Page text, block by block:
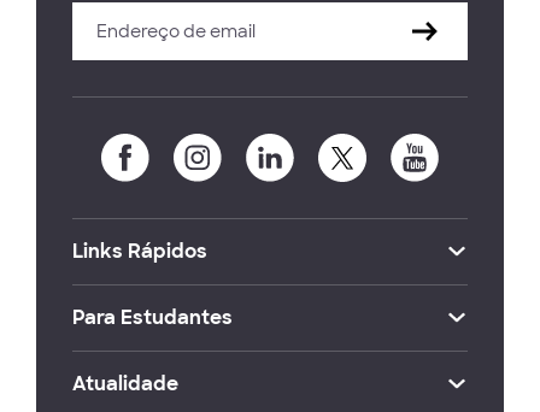
Links Rápidos
Para Estudantes
Atualidade